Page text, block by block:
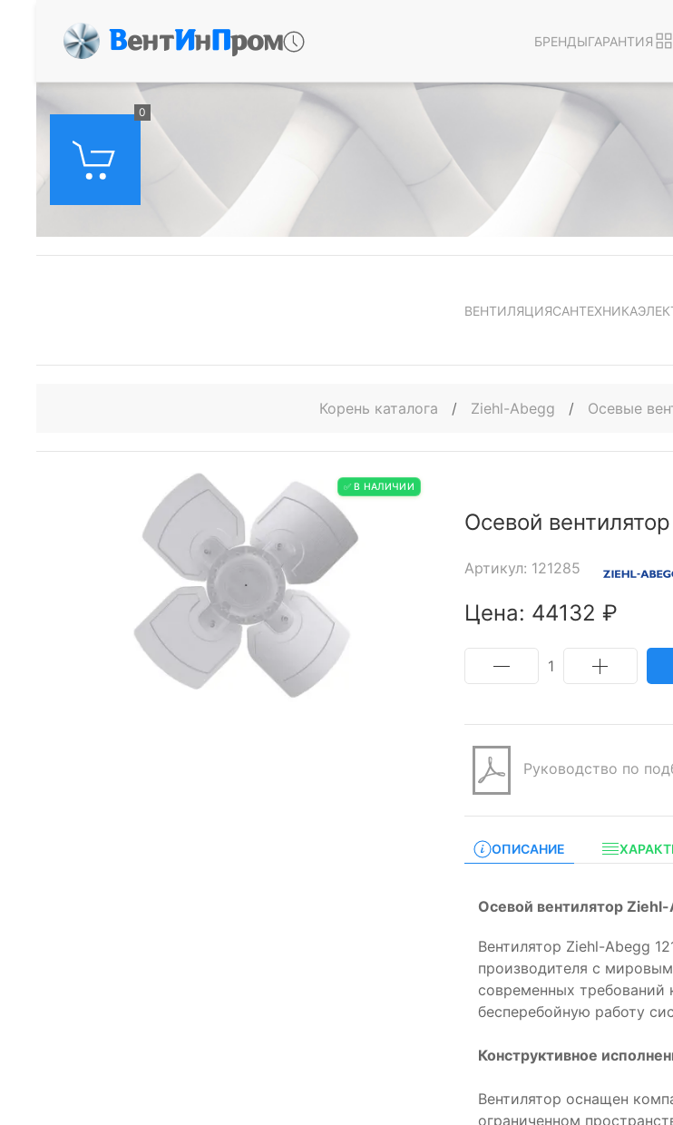
ВентИнПром БРЕНДЫГАРАНТИЯ
0
ВЕНТИЛЯЦИЯСАНТЕХНИКА
Корень каталога / Ziehl-Abegg / Осевые
✅ В НАЛИЧИИ
Осевой
Артикул: 121285
Цена: 44132 ₽
1
Руководство по
ОПИСАНИЕ
Осевой вентилятор
Вентилятор Ziehl-Abegg
производителя с
современных требований
бесперебойную работу
Конструктивное
Вентилятор оснащен
ограниченном